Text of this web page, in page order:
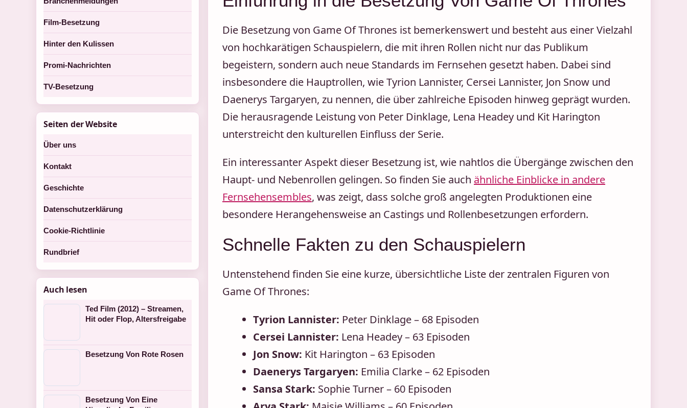
Die Besetzung von Game Of Thrones ist bemerkenswert und besteht aus einer Vielzahl
von hochkarätigen Schauspielern, die mit ihren Rollen nicht nur das Publikum
begeistern, sondern auch neue Standards im Fernsehen gesetzt haben. Dabei sind
insbesondere die Hauptrollen, wie Tyrion Lannister, Cersei Lannister, Jon Snow und
Daenerys Targaryen, zu nennen, die über zahlreiche Episoden hinweg geprägt wurden.
Die herausragende Leistung von Peter Dinklage, Lena Headey und Kit Harington
unterstreicht den kulturellen Einfluss der Serie.
Ein interessanter Aspekt dieser Besetzung ist, wie nahtlos die Übergänge zwischen den
Haupt- und Nebenrollen gelingen. So finden Sie auch ähnliche Einblicke in andere
Fernsehensembles, was zeigt, dass solche groß angelegten Produktionen eine
besondere Herangehensweise an Castings und Rollenbesetzungen erfordern.
Schnelle Fakten zu den Schauspielern
Untenstehend finden Sie eine kurze, übersichtliche Liste der zentralen Figuren von
Game Of Thrones:
Tyrion Lannister: Peter Dinklage – 68 Episoden
Cersei Lannister: Lena Headey – 63 Episoden
Jon Snow: Kit Harington – 63 Episoden
Daenerys Targaryen: Emilia Clarke – 62 Episoden
Sansa Stark: Sophie Turner – 60 Episoden
Film-Besetzung
Hinter den Kulissen
Promi-Nachrichten
TV-Besetzung
Seiten der Website
Über uns
Kontakt
Geschichte
Datenschutzerklärung
Cookie-Richtlinie
Rundbrief
Auch lesen
Ted Film (2012) – Streamen,
Hit oder Flop, Altersfreigabe
Besetzung Von Rote Rosen
Besetzung Von Eine